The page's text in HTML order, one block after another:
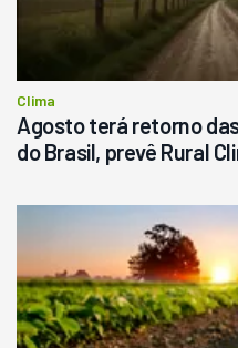
Clima
Agosto terá retorno
do Brasil, prevê Rural